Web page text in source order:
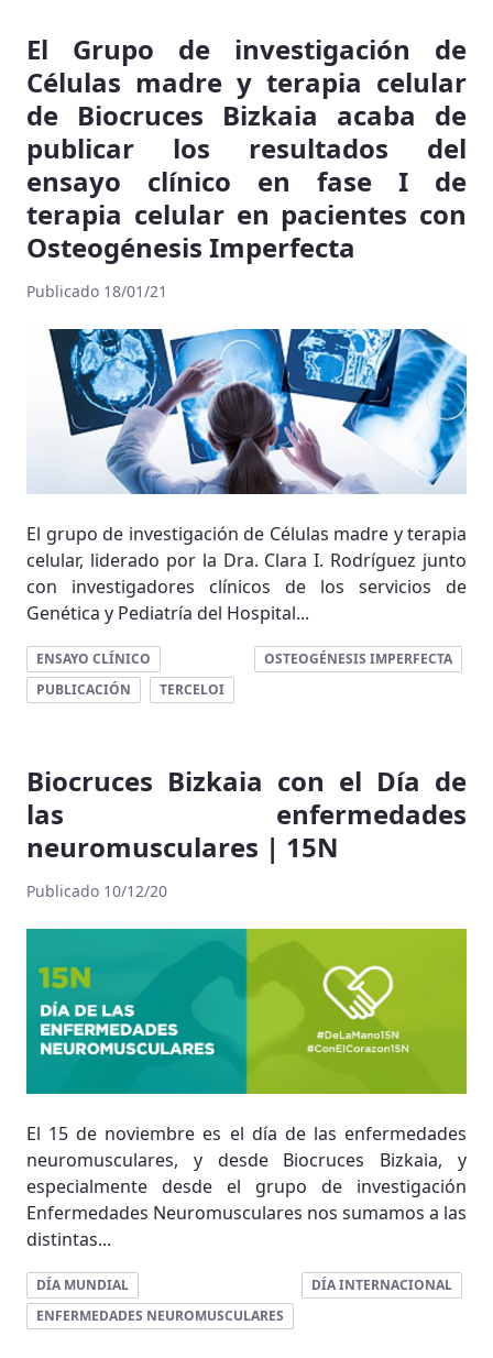
El Grupo de investigación de
Células madre y terapia celular
de Biocruces Bizkaia acaba de
publicar los resultados del
ensayo clínico en fase I de
terapia celular en pacientes con
Osteogénesis Imperfecta
Publicado 18/01/21
El grupo de investigación de Células madre y terapia
celular, liderado por la Dra. Clara I. Rodríguez junto
con investigadores clínicos de los servicios de
Genética y Pediatría del Hospital...
ENSAYO CLÍNICO
OSTEOGÉNESIS IMPERFECTA
PUBLICACIÓN
TERCELOI
Biocruces Bizkaia con el Día de
las enfermedades
neuromusculares | 15N
Publicado 10/12/20
El 15 de noviembre es el día de las enfermedades
neuromusculares, y desde Biocruces Bizkaia, y
especialmente desde el grupo de investigación
Enfermedades Neuromusculares nos sumamos a las
distintas...
DÍA MUNDIAL
DÍA INTERNACIONAL
ENFERMEDADES NEUROMUSCULARES